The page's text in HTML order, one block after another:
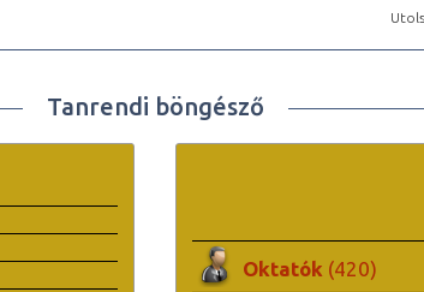
Tanrendi böngésző
Oktatók (420)